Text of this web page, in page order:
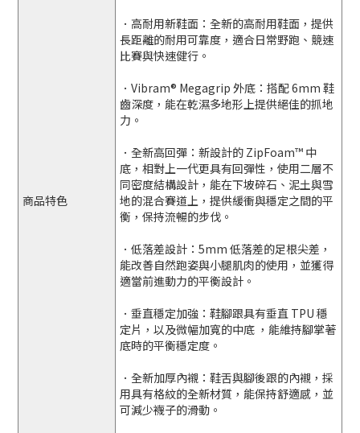
商品特色
． 高耐用新鞋面 ：全新的高耐用鞋面，提供
長距離的耐用可靠度，適合日常野跑、競速
比賽與快速健行。
． Vibram® Megagrip 外底 ：搭配 6mm 鞋
齒深度，能在乾濕多地形上提供絕佳的抓地
力。
． 全新高回彈 ：新設計的 ZipFoam™ 中
底，相對上一代更具有回彈性，使用二層不
同密度結構設計，能在下坡碎石、泥土與雪
地的混合賽道上，提供緩衝與穩定之間的平
衡，保持流暢的步伐。
． 低落差設計 ：5mm 低落差的足根尖差，
能改善自然跑姿與小腿肌肉的使用，並獲得
適當前進動力的平衡設計。
． 垂直穩定加強 ：鞋腳跟具有垂直 TPU 穩
定片，以及微幅加寬的中底 ，能維持腳掌著
底時的平衡穩定度。
． 全新加厚內襯 ：鞋舌與腳後跟的內襯，採
用具有格紋的全新材質，能保持舒適感，並
可減少襪子的滑動。